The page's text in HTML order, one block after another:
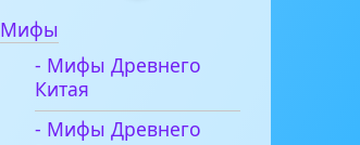
Мифы
- Мифы Древнего
Китая
- Мифы Древнего